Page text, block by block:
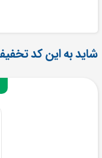
شاید به این کد